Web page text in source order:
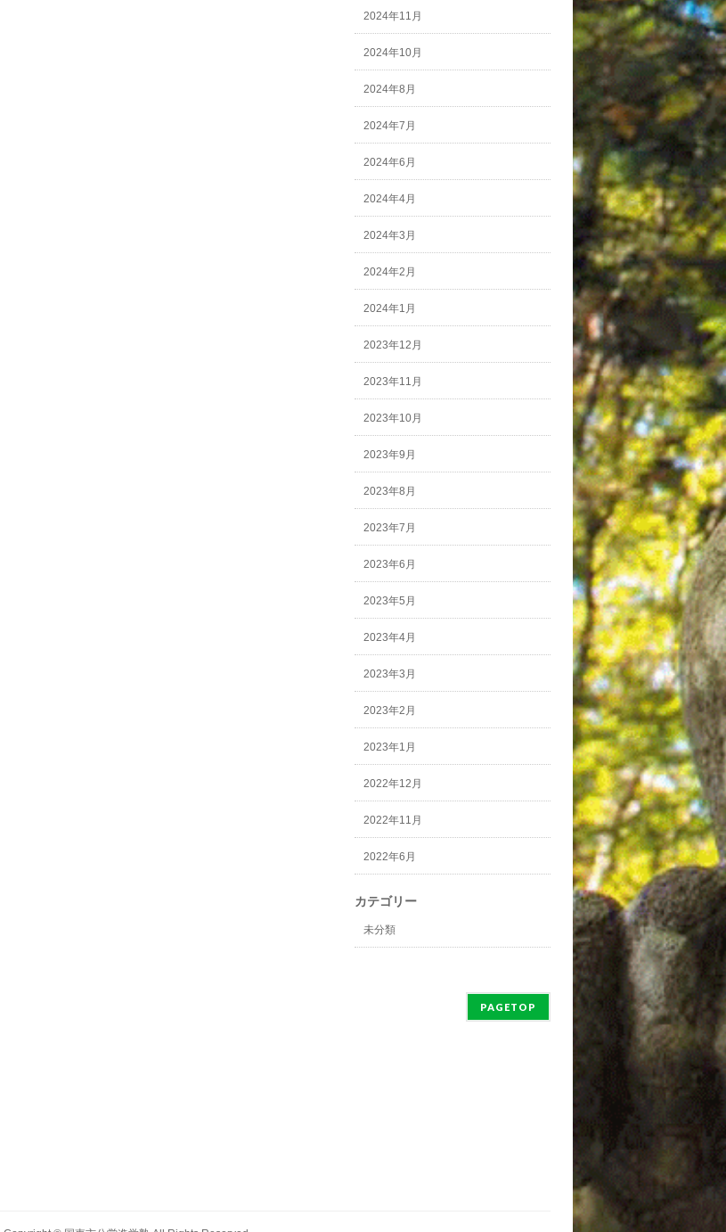
2024年11月
2024年10月
2024年8月
2024年7月
2024年6月
2024年4月
2024年3月
2024年2月
2024年1月
2023年12月
2023年11月
2023年10月
2023年9月
2023年8月
2023年7月
2023年6月
2023年5月
2023年4月
2023年3月
2023年2月
2023年1月
2022年12月
2022年11月
2022年6月
カテゴリー
未分類
PAGETOP